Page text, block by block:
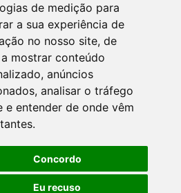
de medição para
a sua experiência de
no nosso site, de
mostrar conteúdo
anúncios
analisar o tráfego
e entender de onde vêm
Concordo
Eu recuso
de Aguiar, n.º 128, 1050-
800
autoridade.pt
observatorio@amt-autoridade.pt